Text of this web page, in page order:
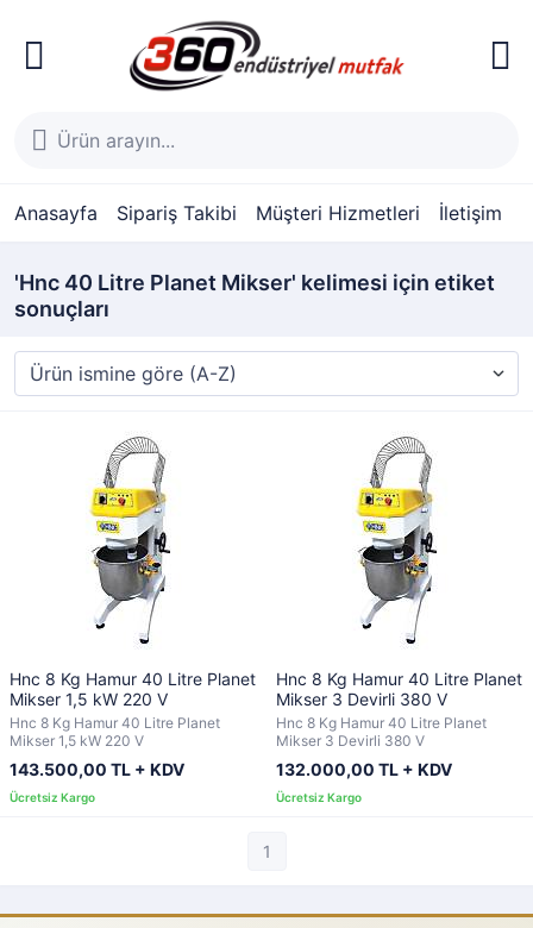
Anasayfa Sipariş Takibi Müşteri Hizmetleri İletişim
'Hnc 40 Litre Planet Mikser' kelimesi için etiket
sonuçları
Hnc 8 Kg Hamur 40 Litre Planet
Mikser 1,5 kW 220 V
Hnc 8 Kg Hamur 40 Litre Planet
Mikser 1,5 kW 220 V
143.500,00 TL + KDV
Hnc 8 Kg Hamur 40 Litre Planet
Mikser 3 Devirli 380 V
Hnc 8 Kg Hamur 40 Litre Planet
Mikser 3 Devirli 380 V
132.000,00 TL + KDV
1